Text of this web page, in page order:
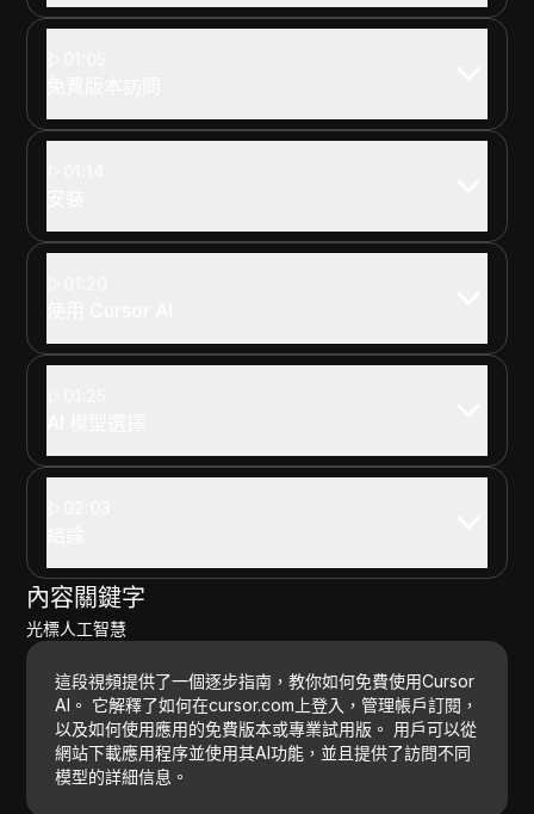
內容關鍵字
光標人工智慧
這段視頻提供了一個逐步指南，教你如何免費使用Cursor
AI。 它解釋了如何在cursor.com上登入，管理帳戶訂閱，
以及如何使用應用的免費版本或專業試用版。 用戶可以從
網站下載應用程序並使用其AI功能，並且提供了訪問不同
模型的詳細信息。